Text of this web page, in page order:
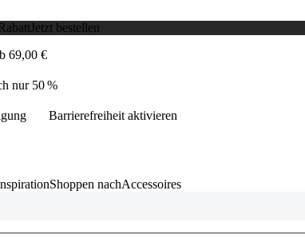
Jetzt bestellen
69,00 €
nur 50 %
Barrierefreiheit aktivieren
Shoppen nachAccessoires